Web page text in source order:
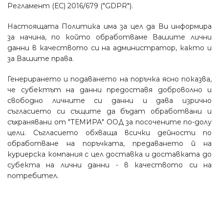
Регламент (ЕС) 2016/679 ("GDPR").
Настоящата Политика има за цел да Ви информира
за начина, по който обработваме Вашите лични
данни в качеството си на администратор, както и
за Вашите права.
Генерирането и подаването на поръчка ясно показва,
че субектът на данни предоставя доброволно и
свободно личните си данни и дава изрично
съгласието си същите да бъдат обработвани и
съхранявани от "ТЕМИРА" ООД за посочените по-долу
цели. Съгласието обхваща всички дейности по
обработване на поръчката, предаването й на
куриерска компания с цел доставка и доставката до
субекта на лични данни - в качеството си на
потребител.